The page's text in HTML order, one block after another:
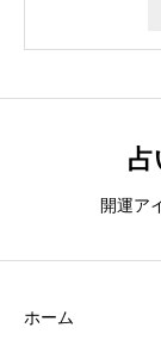
開運ア
ホーム